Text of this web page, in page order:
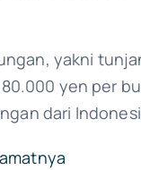
yakni
yen per
dari